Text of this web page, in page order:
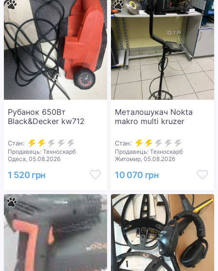
Рубанок 650Вт
Black&Decker kw712
Стан:
Продавець: Техноскарб
Одеса, 05.08.2026
1 520 грн
Металошукач Nokta
makro multi kruzer
Стан:
Продавець: Техноскарб
Житомир, 05.08.2026
10 070 грн